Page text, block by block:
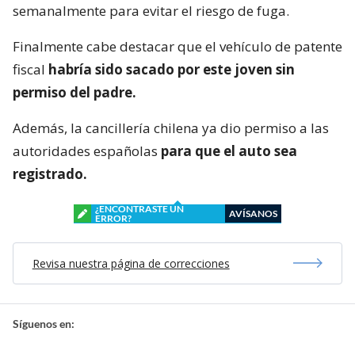
semanalmente para evitar el riesgo de fuga.
Finalmente cabe destacar que el vehículo de patente
fiscal habría sido sacado por este joven sin
permiso del padre.
Además, la cancillería chilena ya dio permiso a las
autoridades españolas para que el auto sea
registrado.
¿ENCONTRASTE UN
ERROR?
AVÍSANOS
Revisa nuestra página de correcciones
Síguenos en: